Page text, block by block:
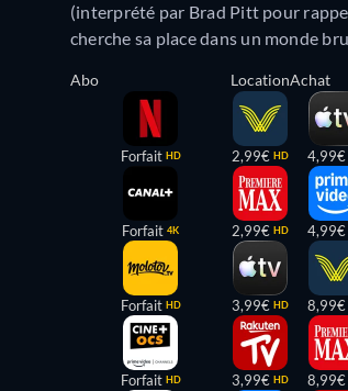
(interprété par Brad Pitt pour
cherche sa place dans un monde
Abo
Forfait HD
Forfait 4K
Forfait HD
Forfait HD
Location
2,99€ HD
2,99€ HD
3,99€ HD
3,99€ HD
Achat
4,99€
4,99€
8,99€
8,99€